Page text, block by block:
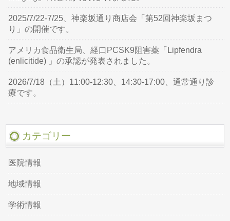
2025/7/22-7/25、神楽坂通り商店会「第52回神楽坂まつ
り」の開催です。
アメリカ食品衛生局、経口PCSK9阻害薬「Lipfendra
(enlicitide) 」の承認が発表されました。
2026/7/18（土）11:00-12:30、14:30-17:00、通常通り診
療です。
カテゴリー
医院情報
地域情報
学術情報